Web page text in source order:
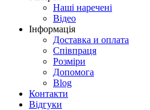
Наші наречені
Відео
Інформація
Доставка и оплата
Співпраця
Розміри
Допомога
Blog
Контакти
Відгуки